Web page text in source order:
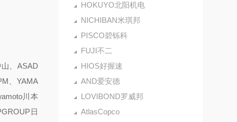
HOKUYO北阳机电
NICHIBAN米琪邦
PISCO碧铄科
FUJI不二
HIOS好握速
AND爱安德
LOVIBOND罗威邦
AtlasCopco
、ASAD
、YAMA
川本
日